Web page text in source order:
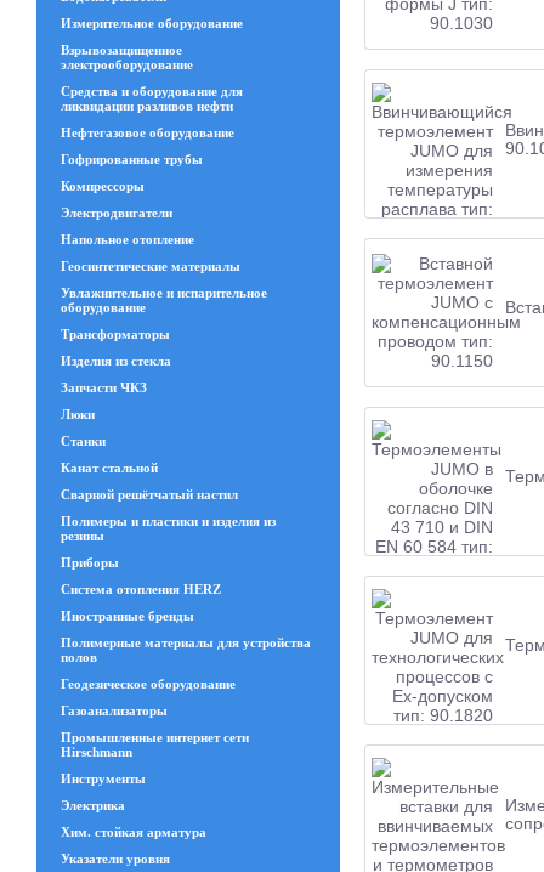
Измерительное оборудование
Взрывозащищенное
электрооборудование
Средства и оборудование для
ликвидации разливов нефти
Нефтегазовое оборудование
Гофрированные трубы
Компрессоры
Электродвигатели
Напольное отопление
Геосинтетические материалы
Увлажнительное и испарительное
оборудование
Трансформаторы
Изделия из стекла
Запчасти ЧКЗ
Люки
Станки
Канат стальной
Сварной решётчатый настил
Полимеры и пластики и изделия из
резины
Приборы
Система отопления HERZ
Иностранные бренды
Полимерные материалы для устройства
полов
Геодезическое оборудование
Газоанализаторы
Промышленные интернет сети
Hirschmann
Инструменты
Электрика
Хим. стойкая арматура
Указатели уровня